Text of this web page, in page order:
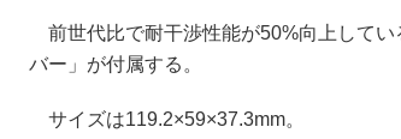
前世代比で耐干渉性能が50%向上して
バー」が付属する。
サイズは119.2×59×37.3mm。